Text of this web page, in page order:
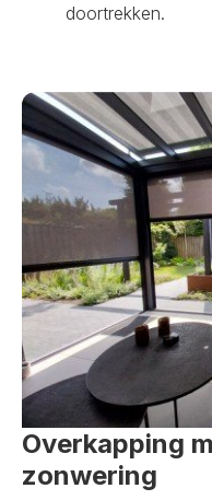
doortrekken.
Overkapping
zonwering